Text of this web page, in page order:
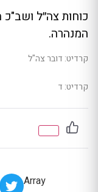
כוחות צה״ל
המנהרה.
קרדיט: דובר צה"ל
קרדיט: ד
Array